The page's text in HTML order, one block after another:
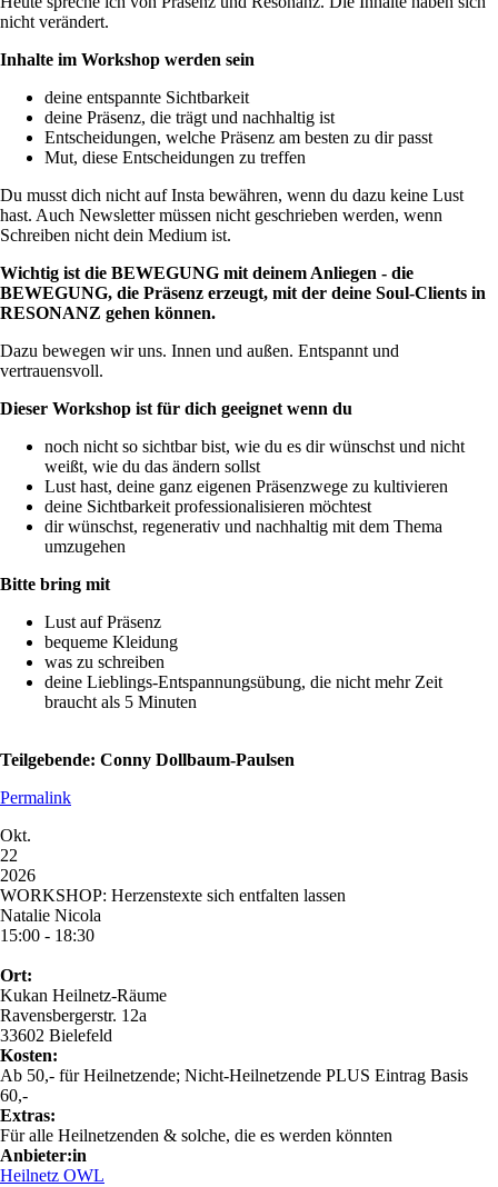
nicht verändert.
Inhalte im Workshop werden sein
deine entspannte Sichtbarkeit
deine Präsenz, die trägt und nachhaltig ist
Entscheidungen, welche Präsenz am besten zu dir passt
Mut, diese Entscheidungen zu treffen
Du musst dich nicht auf Insta bewähren, wenn du dazu keine Lust
hast. Auch Newsletter müssen nicht geschrieben werden, wenn
Schreiben nicht dein Medium ist.
Wichtig ist die BEWEGUNG mit deinem Anliegen - die
BEWEGUNG, die Präsenz erzeugt, mit der deine Soul-Clients in
RESONANZ gehen können.
Dazu bewegen wir uns. Innen und außen. Entspannt und
vertrauensvoll.
Dieser Workshop ist für dich geeignet wenn du
noch nicht so sichtbar bist, wie du es dir wünschst und nicht
weißt, wie du das ändern sollst
Lust hast, deine ganz eigenen Präsenzwege zu kultivieren
deine Sichtbarkeit professionalisieren möchtest
dir wünschst, regenerativ und nachhaltig mit dem Thema
umzugehen
Bitte bring mit
Lust auf Präsenz
bequeme Kleidung
was zu schreiben
deine Lieblings-Entspannungsübung, die nicht mehr Zeit
braucht als 5 Minuten
Teilgebende: Conny Dollbaum-Paulsen
Permalink
Okt.
22
2026
WORKSHOP: Herzenstexte sich entfalten lassen
Natalie Nicola
15:00 - 18:30
Ort:
Kukan Heilnetz-Räume
Ravensbergerstr. 12a
33602 Bielefeld
Kosten:
Ab 50,- für Heilnetzende; Nicht-Heilnetzende PLUS Eintrag Basis
60,-
Extras:
Für alle Heilnetzenden & solche, die es werden könnten
Anbieter:in
Heilnetz OWL